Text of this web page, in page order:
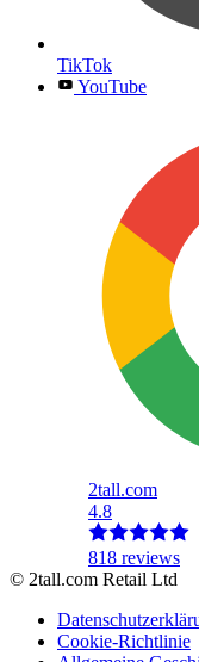
TikTok
YouTube
2tall.com
4.8
818 reviews
© 2tall.com Retail Ltd
Cookie-Richtlinie